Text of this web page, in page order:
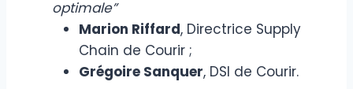
optimale”
Marion Riffard, Directrice Supply
Chain de Courir ;
Grégoire Sanquer, DSI de Courir.